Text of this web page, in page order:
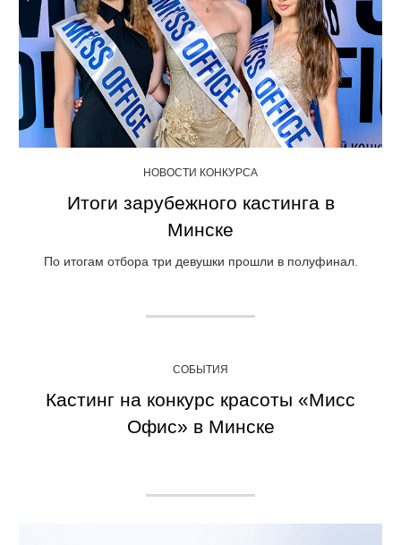
НОВОСТИ КОНКУРСА
Итоги зарубежного кастинга в
Минске
По итогам отбора три девушки прошли в полуфинал.
СОБЫТИЯ
Кастинг на конкурс красоты «Мисс
Офис» в Минске